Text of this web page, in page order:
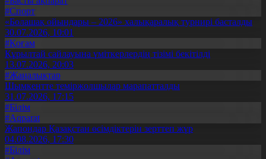
#Спорт
«Болашақ ойындары – 2026» халықаралық турнирі басталды
30.07.2026, 10:01
#Қоғам
Құрылтай сайлауына үміткерлердің тізімі бекітілді
13.07.2026, 20:03
#Жаңалықтар
Шымкентте теміржолшылар марапатталды
31.07.2026, 17:15
#Білім
#Aqparat
Жапондар Қазақстан өсімдіктерін зерттеп жүр
04.08.2026, 17:30
#Білім